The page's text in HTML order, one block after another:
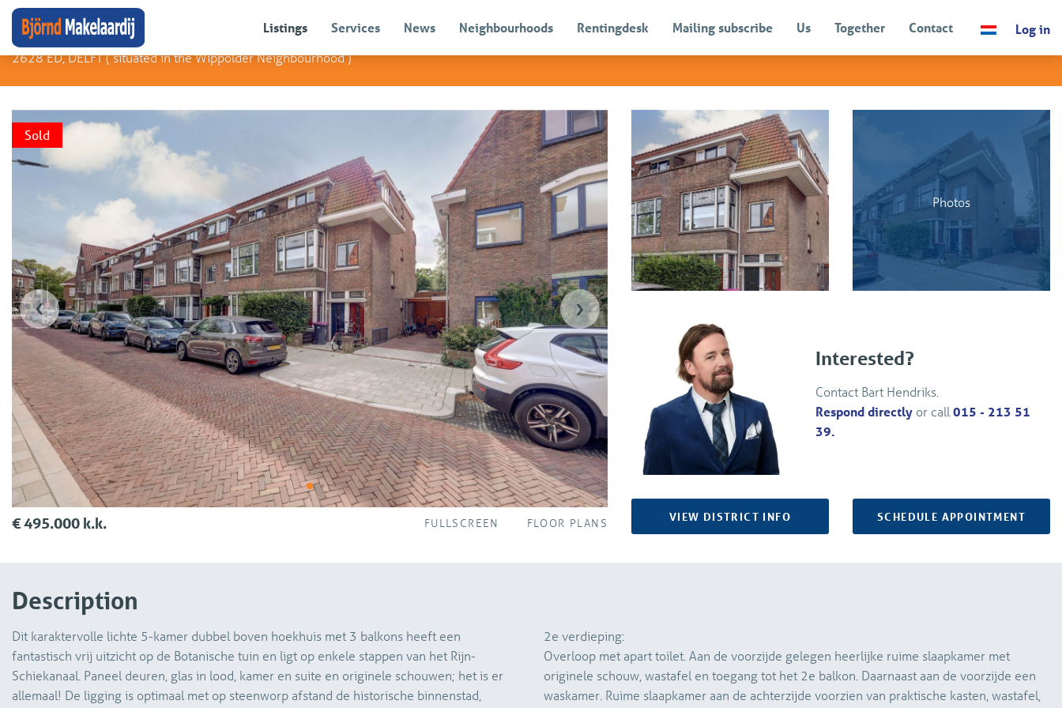
Listings Services News Neighbourhoods Rentingdesk Mailing subscribe Us Together Contact Log in
Botaniestraat 8
2628 ED, DELFT (situated in the Wippolder Neighbourhood)
BACK
Sold
‹ ›
€ 495.000 k.k. FULLSCREEN FLOOR PLANS
Photos
Interested?
Contact Bart Hendriks.
Respond directly or call015 - 213 51
39.
VIEW DISTRICT INFO SCHEDULE APPOINTMENT
Description
Dit karaktervolle lichte 5-kamer dubbel boven hoekhuis met 3 balkons heeft een
fantastisch vrij uitzicht op de Botanische tuin en ligt op enkele stappen van het Rijn-
Schiekanaal. Paneel deuren, glas in lood, kamer en suite en originele schouwen; het is er
allemaal! De ligging is optimaal met op steenworp afstand de historische binnenstad,
2e verdieping:
Overloop met apart toilet. Aan de voorzijde gelegen heerlijke ruime slaapkamer met
originele schouw, wastafel en toegang tot het 2e balkon. Daarnaast aan de voorzijde een
waskamer. Ruime slaapkamer aan de achterzijde voorzien van praktische kasten, wastafel,